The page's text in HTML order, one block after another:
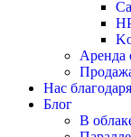
Аренда
Нас
Блог
В